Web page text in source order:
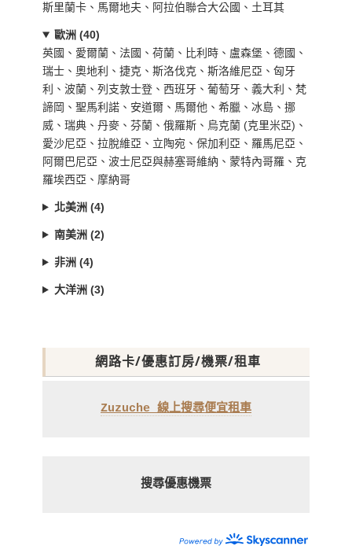
斯里蘭卡、馬爾地夫、阿拉伯聯合大公國、土耳其
歐洲 (40)
英國、愛爾蘭、法國、荷蘭、比利時、盧森堡、德國、
瑞士、奧地利、捷克、斯洛伐克、斯洛維尼亞、匈牙
利、波蘭、列支敦士登、西班牙、葡萄牙、義大利、梵
諦岡、聖馬利諾、安道爾、馬爾他、希臘、冰島、挪
威、瑞典、丹麥、芬蘭、俄羅斯、烏克蘭 (克里米亞)、
愛沙尼亞、拉脫維亞、立陶宛、保加利亞、羅馬尼亞、
阿爾巴尼亞、波士尼亞與赫塞哥維納、蒙特內哥羅、克
羅埃西亞、摩納哥
北美洲 (4)
南美洲 (2)
非洲 (4)
大洋洲 (3)
網路卡/優惠訂房/機票/租車
Zuzuche 線上搜尋便宜租車
搜尋優惠機票